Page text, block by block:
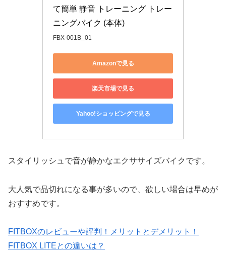
て簡単 静音 トレーニング トレー
ニングバイク (本体)
FBX-001B_01
Amazonで見る
楽天市場で見る
Yahoo!ショッピングで見る
スタイリッシュで音が静かなエクササイズバイクです。
大人気で品切れになる事が多いので、欲しい場合は早めが
おすすめです。
FITBOXのレビューや評判！メリットとデメリット！
FITBOX LITEとの違いは？